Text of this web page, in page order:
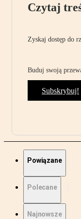
Czytaj
Zyskaj dostęp do
Buduj swoją
Subskrybuj!
Powiązane
Polecane
Najnowsze